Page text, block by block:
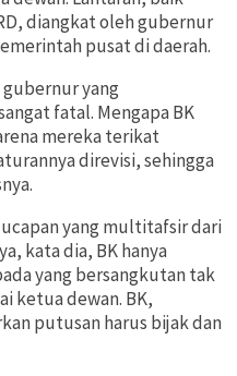
diangkat oleh gubernur
pusat di daerah.
gubernur yang
fatal. Mengapa BK
mereka terikat
direvisi, sehingga
yang multitafsir dari
kata dia, BK hanya
yang bersangkutan tak
ketua dewan. BK,
putusan harus bijak dan